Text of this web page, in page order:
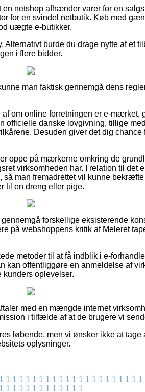
netshop afhænder varer for en
for en svindel netbutik. Køb med
uægte e-butikker.
burde du drage nytte af et
i flere bidder.
man faktisk gennemgå dens
om online forretningen er e-mærket,
officielle danske lovgivning, tillige
Desuden giver det dig chance
oppe på mærkerne omkring de
virksomheden har. I relation til det
man fremadrettet vil kunne
til en dreng eller pige.
forskellige eksisterende
på webshoppens kritik af Meleret
metoder til at få indblik i e-
kan offentliggøre en anmeldelse af
kunders oplevelser.
med en mængde internet
i tilfælde af at de brugere vi
løbende, men vi ønsker ikke at
oplysninger.
1 1 1 1 1 1 1 1 1 1 1 1 1 1 1 1 1 1 1 1 1 1
1 1 1 1 1 1 1 1 1 1 1 1 1